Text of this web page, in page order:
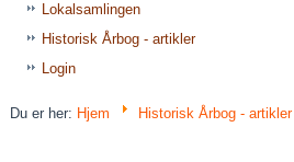
Lokalsamlingen
Historisk Årbog - artikler
Login
Du er her: Hjem Historisk Årbog - artikler